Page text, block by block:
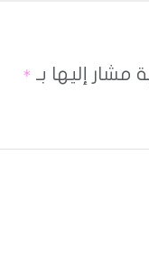
مشار إليها بـ *